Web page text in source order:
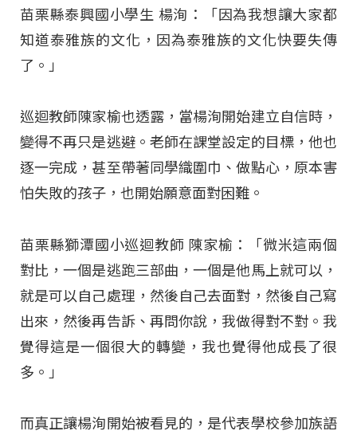
苗栗縣泰興國小學生 楊洵：「因為我想讓大家都
知道泰雅族的文化，因為泰雅族的文化快要失傳
了。」
巡迴教師陳家榆也透露，當楊洵開始建立自信時，
變得不再只是逃避。老師在課堂設定的目標，他也
逐一完成，甚至帶著同學織圍巾、做點心，原本害
怕失敗的孩子，也開始願意面對困難。
苗栗縣獅潭國小巡迴教師 陳家榆：「微米這兩個
對比，一個是逃跑三部曲，一個是他馬上就可以，
就是可以自己處理，然後自己去面對，然後自己寫
出來，然後再告訴、再問你說，我做得對不對。我
覺得這是一個很大的轉變，我也覺得他成長了很
多。」
而真正讓楊洵開始被看見的，是代表學校參加族語